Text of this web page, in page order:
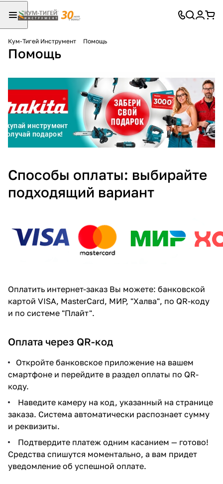
Кум-Тигей Инструмент Помощь
Помощь
Способы оплаты: выбирайте
подходящий вариант
Оплатить интернет-заказ Вы можете: банковской
картой VISA, MasterCard, МИР, "Халва", по QR-коду
и по системе "Плайт".
Оплата через QR-код
Откройте банковское приложение на вашем
смартфоне и перейдите в раздел оплаты по QR-
коду.
Наведите камеру на код, указанный на странице
заказа. Система автоматически распознает сумму
и реквизиты.
Подтвердите платеж одним касанием — готово!
Средства спишутся моментально, а вам придет
уведомление об успешной оплате.
Для клиентов всех банков
Разбейте
оплату на части
без переплат
25%
Добавляйте товары
Оплачивайте сегодня только
25% картой любого банка
выбранный способом
Оставшиеся75% будут
Подробнее
об оплате Плайтом